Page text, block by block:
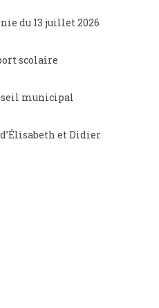
du 13 juillet 2026
scolaire
municipal
et Didier